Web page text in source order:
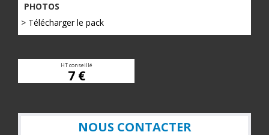
PHOTOS
> Télécharger le pack
HT conseillé
7 €
NOUS CONTACTER